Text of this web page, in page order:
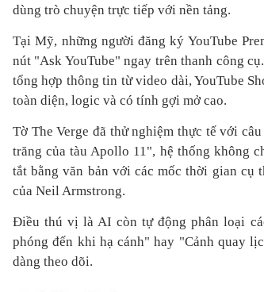
dùng trò chuyện trực tiếp với nền tảng.
Tại Mỹ, những người đăng ký YouTube
nút "Ask YouTube" ngay trên thanh công
tổng hợp thông tin từ video dài, YouTube
toàn diện, logic và có tính gợi mở cao.
Tờ The Verge đã thử nghiệm thực tế với
trăng của tàu Apollo 11", hệ thống không
tắt bằng văn bản với các mốc thời gian cụ
của Neil Armstrong.
Điều thú vị là AI còn tự động phân loại
phóng đến khi hạ cánh" hay "Cảnh quay
dàng theo dõi.